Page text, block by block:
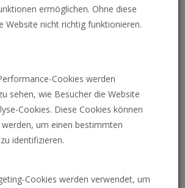
ermöglichen. Ohne diese
Website nicht richtig funktionieren.
Cookies werden
sehen, wie Besucher die Website
Cookies. Diese Cookies können
um einen bestimmten
identifizieren.
Cookies werden verwendet, um